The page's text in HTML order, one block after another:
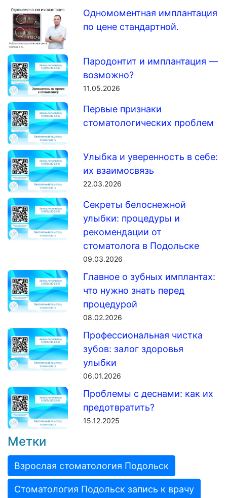
Одномоментная имплантация
по цене стандартной.
Пародонтит и имплантация —
возможно?
11.05.2026
Первые признаки
стоматологических проблем
Улыбка и уверенность в себе:
их взаимосвязь
22.03.2026
Секреты белоснежной
улыбки: процедуры и
рекомендации от
стоматолога в Подольске
09.03.2026
Главное о зубных имплантах:
что нужно знать перед
процедурой
08.02.2026
Профессиональная чистка
зубов: залог здоровья
улыбки
06.01.2026
Проблемы с деснами: как их
предотвратить?
15.12.2025
Метки
Взрослая стоматология Подольск
Стоматология Подольск запись к врачу